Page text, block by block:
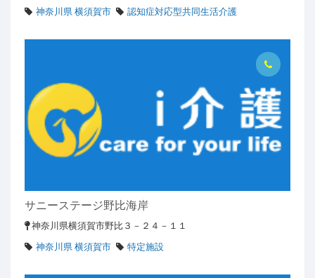
神奈川県 横須賀市 認知症対応型共同生活介護
サニーステージ野比海岸
神奈川県横須賀市野比３－２４－１１
神奈川県 横須賀市
特定施設